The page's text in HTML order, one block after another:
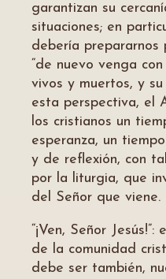
garantizan su
situaciones; en
debería prepararnos
“de nuevo venga
vivos y muertos, y
esta perspectiva, el
los cristianos un
esperanza, un
y de reflexión, con
por la liturgia, que
del Señor que viene.
“¡Ven, Señor
de la comunidad
debe ser también,